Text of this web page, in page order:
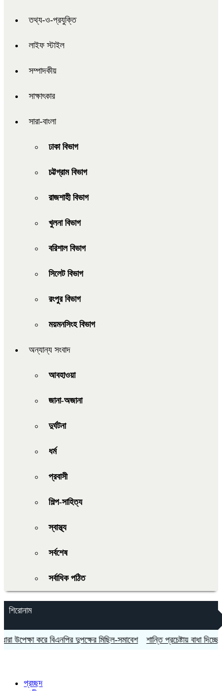
তথ্য-ও-প্রযুক্তি
লাইফ স্টাইল
সম্পাদকীয়
সাক্ষাৎকার
সারা-বাংলা
ঢাকা বিভাগ
চট্টগ্রাম বিভাগ
রাজশাহী বিভাগ
খুলনা বিভাগ
বরিশাল বিভাগ
সিলেট বিভাগ
রংপুর বিভাগ
ময়মনসিংহ বিভাগ
অন্যান্য সংবাদ
আবহাওয়া
জানা-অজানা
দুর্ঘটনা
ধর্ম
প্রবাসী
শিল্প-সাহিত্য
স্বাস্থ্য
সর্বশেষ
সর্বাধিক পঠিত
শিরোনাম
করে বিএনপির দুপক্ষের মিছিল-সমাবেশ শান্তি প্রচেষ্টায় বাধা দিচ্ছে
প্রচ্ছদ